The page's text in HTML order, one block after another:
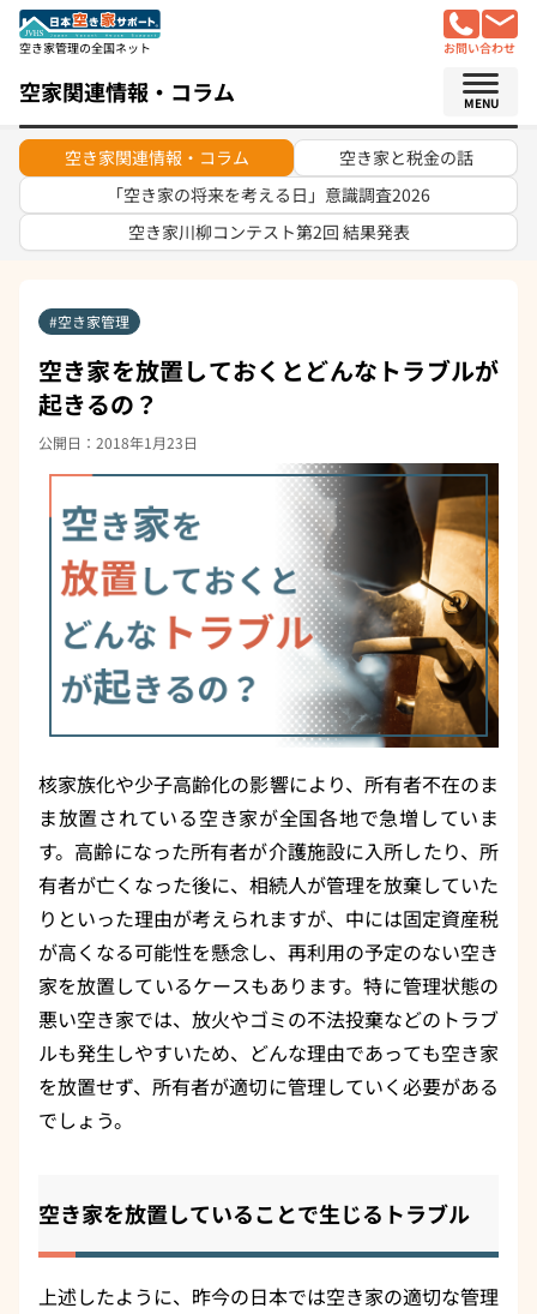
空き家管理の全国ネット お問い合わせ
空家関連情報・コラム MENU
空き家関連情報・コラム
空き家と税金の話
「空き家の将来を考える日」意識調査2026
空き家川柳コンテスト第2回 結果発表
空き家管理
空き家を放置しておくとどんなトラブルが
起きるの？
公開日：2018年1月23日
核家族化や少子高齢化の影響により、所有者不在のま
ま放置されている空き家が全国各地で急増していま
す。高齢になった所有者が介護施設に入所したり、所
有者が亡くなった後に、相続人が管理を放棄していた
りといった理由が考えられますが、中には固定資産税
が高くなる可能性を懸念し、再利用の予定のない空き
家を放置しているケースもあります。特に管理状態の
悪い空き家では、放火やゴミの不法投棄などのトラブ
ルも発生しやすいため、どんな理由であっても空き家
を放置せず、所有者が適切に管理していく必要がある
でしょう。
空き家を放置していることで生じるトラブル
上述したように、昨今の日本では空き家の適切な管理